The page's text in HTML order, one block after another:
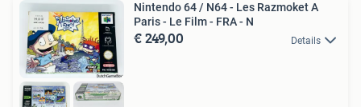
Nintendo 64 / N64 - Les Razmoket A
Paris - Le Film - FRA - N
€ 249,00 Details